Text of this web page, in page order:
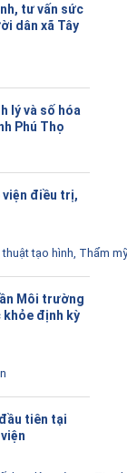
tư vấn sức
dân xã Tây
lý và số hóa
Phú Thọ
viện điều trị,
thuật tạo hình, Thẩm
Môi trường
định kỳ
tiên tại